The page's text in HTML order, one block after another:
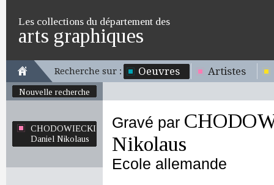
Les collections du département des
arts graphiques
Recherche sur : Oeuvres Artistes
Nouvelle recherche
CHODOWIECKI
Daniel Nikolaus
Gravé par
Nikolaus
Ecole allemande